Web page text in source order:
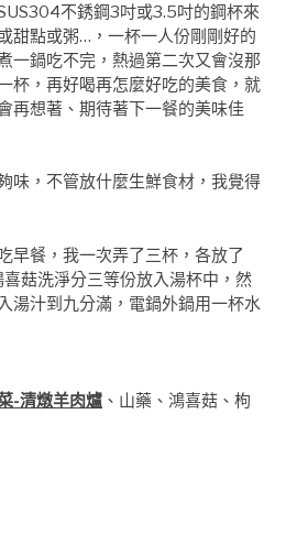
不銹鋼3吋或3.5吋的鋼杯來
甜點或粥…，一杯一人份剛剛好的
一鍋吃不完，熱過第二次又會沒那
杯，再好喝再怎麼好吃的美食，就
再想著、期待著下一餐的美味佳
味，不管放什麼生鮮食材，我覺得
早餐，我一次弄了三杯，各放了
菇洗淨分三等份放入湯杯中，然
湯汁到九分滿，電鍋外鍋用一杯水
-清燉羊肉爐 、山藥、鴻喜菇、枸